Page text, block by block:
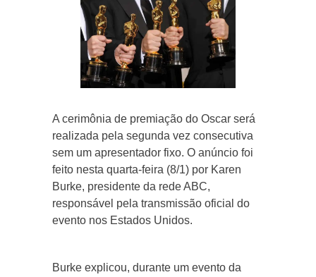
A cerimônia de premiação do Oscar será
realizada pela segunda vez consecutiva
sem um apresentador fixo. O anúncio foi
feito nesta quarta-feira (8/1) por Karen
Burke, presidente da rede ABC,
responsável pela transmissão oficial do
evento nos Estados Unidos.
Burke explicou, durante um evento da